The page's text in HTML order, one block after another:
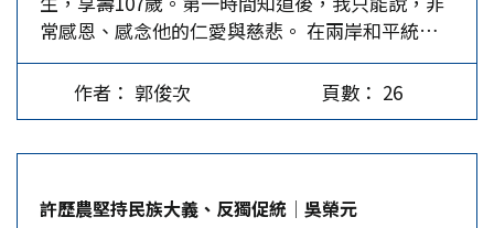
無法如願。今年3月，我又問紀代表，她說老爹已
住院多時，可能無法應邀。…
促統反獨，他一生追求中國統一，身為中國人的驕
傲，熱愛中國的心始終如一。 個人從事教育，與
老爹本無交集，但共同的政治理念讓我們結緣。為
了反對李登輝的台獨路線，1994年「新同盟會」成
志奇、孫揚明等人經常出席助講，老爹通常會親自
常感恩、感念他的仁愛與慈悲。 在兩岸和平統一
的道業上，老爹是我的良師，也是我的指導教授。
他給我輔助，給我指導，給我開示…。 在海外，
我從2000年的柏林到東京，再到莫斯科，一路追隨
發表重要講話，贏得滿堂彩。 在台灣，2002年
作者： 郭俊次 頁數： 26
許歷農堅持民族大義、反獨促統│吳榮元